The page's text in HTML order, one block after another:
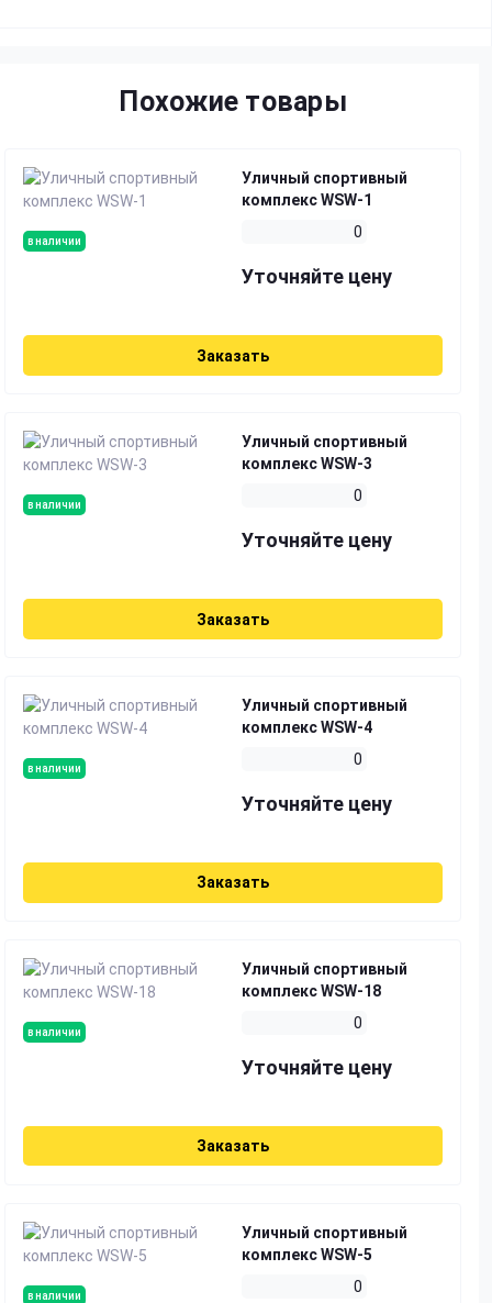
Похожие товары
в наличии
Уличный спортивный
комплекс WSW-1
0
Уточняйте цену
Заказать
в наличии
Уличный спортивный
комплекс WSW-3
0
Уточняйте цену
Заказать
в наличии
Уличный спортивный
комплекс WSW-4
0
Уточняйте цену
Заказать
в наличии
Уличный спортивный
комплекс WSW-18
0
Уточняйте цену
Заказать
в наличии
Уличный спортивный
комплекс WSW-5
0